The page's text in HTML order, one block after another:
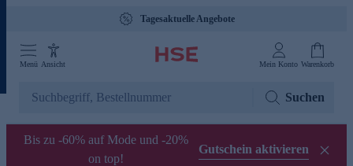
Tagesaktuelle Angebote
Menü Ansicht Mein Konto Warenkorb
Suchen
Bis zu -60% auf Mode und -20%
on top!
Gutschein aktivieren